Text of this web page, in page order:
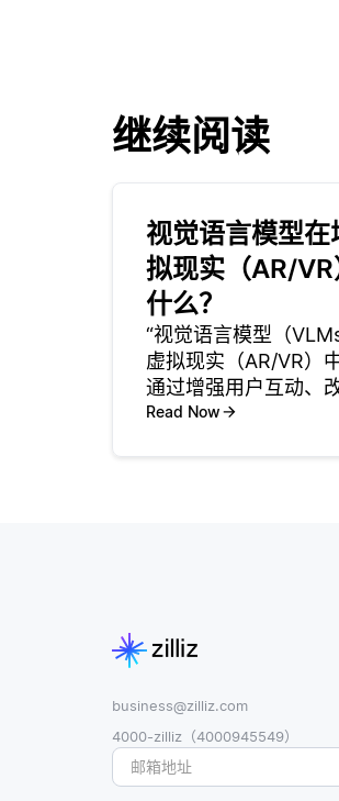
继续阅读
视觉语言模型
拟现实（AR/
什么？
“视觉语言模型（
虚拟现实（AR/VR）
通过增强用户互动、
实现高级功能来提升
Read Now
business@zilliz.com
4000-zilliz（4000945549）